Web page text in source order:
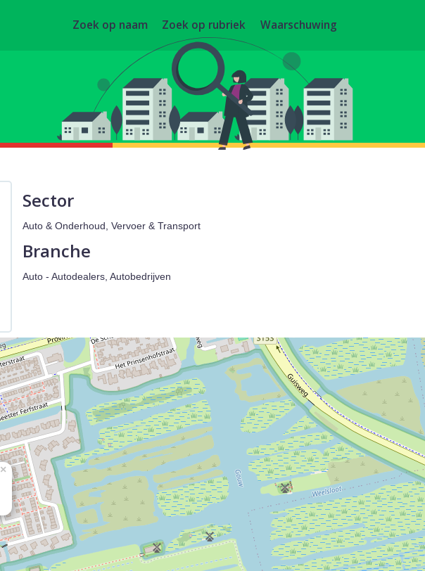
Zoek op naam Zoek op rubriek Waarschuwing
Sector
Auto & Onderhoud, Vervoer & Transport
Branche
Auto - Autodealers, Autobedrijven
×